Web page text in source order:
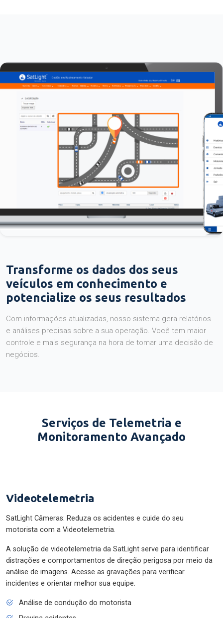
Transforme os dados dos seus
veículos em conhecimento e
potencialize os seus resultados
Com informações atualizadas, nosso sistema gera relatórios
e análises precisas sobre a sua operação. Você tem maior
controle e mais segurança na hora de tomar uma decisão de
negócios.
Serviços de Telemetria e
Monitoramento Avançado
Videotelemetria
SatLight Câmeras: Reduza os acidentes e cuide do seu
motorista com a Videotelemetria.
A solução de videotelemetria da SatLight serve para identificar
distrações e comportamentos de direção perigosa por meio da
análise de imagens. Acesse as gravações para verificar
incidentes e orientar melhor sua equipe.
Análise de condução do motorista